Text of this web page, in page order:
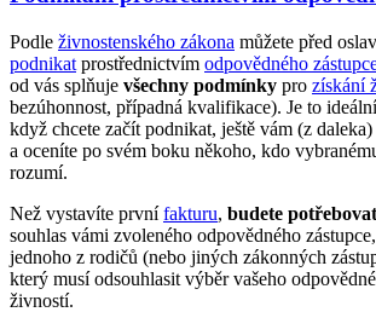
Podle živnostenského zákona můžete před
podnikat prostřednictvím odpovědného
od vás splňuje všechny podmínky pro získání
bezúhonnost, případná kvalifikace). Je to
když chcete začít podnikat, ještě vám (z
a oceníte po svém boku někoho, kdo
rozumí.
Než vystavíte prvnífakturu, budete
souhlas vámi zvoleného odpovědného
jednoho z rodičů (nebo jiných zákonných
který musí odsouhlasit výběr vašeho
živností.